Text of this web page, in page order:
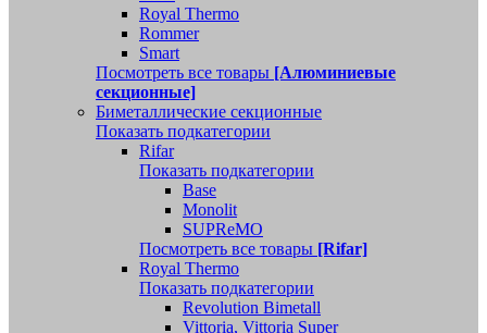
Royal Thermo
Rommer
Smart
Посмотреть все товары [Алюминиевые
секционные]
Биметаллические секционные
Показать подкатегории
Rifar
Показать подкатегории
Base
Monolit
SUPReMO
Посмотреть все товары [Rifar]
Royal Thermo
Показать подкатегории
Revolution Bimetall
Vittoria, Vittoria Super